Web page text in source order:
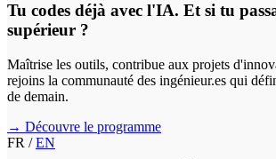
Tu codes déjà avec l'IA. Et si tu
supérieur ?
Maîtrise les outils, contribue aux projets
rejoins la communauté des ingénieur.es qui
de demain.
→ Découvre le programme
FR / EN